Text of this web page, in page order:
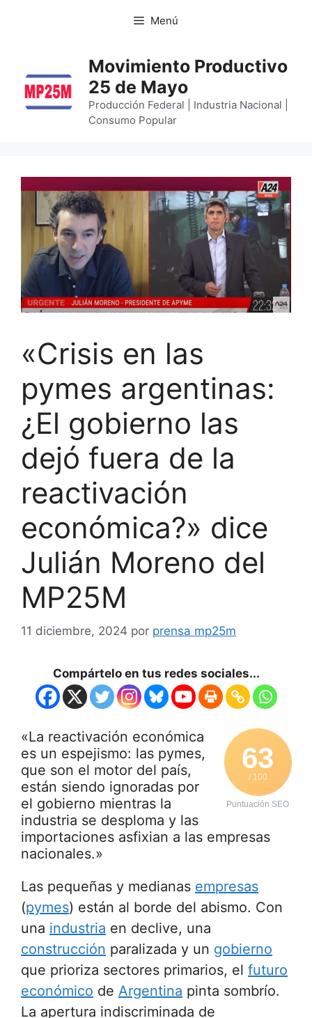
Menú
Movimiento Productivo
25 de Mayo
Producción Federal | Industria Nacional |
Consumo Popular
«Crisis en las
pymes argentinas:
¿El gobierno las
dejó fuera de la
reactivación
económica?» dice
Julián Moreno del
MP25M
11 diciembre, 2024 por prensa mp25m
Compártelo en tus redes sociales...
63
/ 100
Puntuación SEO
«La reactivación económica
es un espejismo: las pymes,
que son el motor del país,
están siendo ignoradas por
el gobierno mientras la
industria se desploma y las
importaciones asfixian a las empresas
nacionales.»
Las pequeñas y medianas empresas
(pymes) están al borde del abismo. Con
una industria en declive, una
construcción paralizada y un gobierno
que prioriza sectores primarios, el futuro
económico de Argentina pinta sombrío.
La apertura indiscriminada de